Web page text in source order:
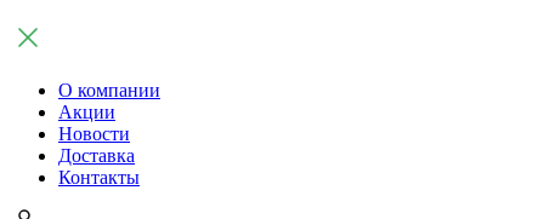
О компании
Акции
Новости
Доставка
Контакты